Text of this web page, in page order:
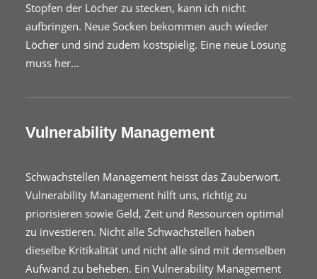
Stopfen der Löcher zu stecken, kann ich nicht
aufbringen. Neue Socken bekommen auch wieder
Löcher und sind zudem kostspielig. Eine neue Lösung
muss her…
Vulnerability Management
Schwachstellen Management heisst das Zauberwort.
Vulnerability Management hilft uns, richtig zu
priorisieren sowie Geld, Zeit und Ressourcen optimal
zu investieren. Nicht alle Schwachstellen haben
dieselbe Kritikalität und nicht alle sind mit demselben
Aufwand zu beheben. Ein Vulnerability Management